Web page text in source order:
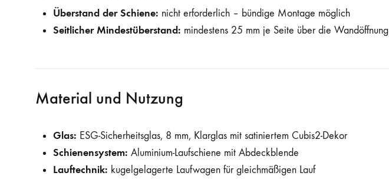
Überstand der Schiene: nicht erforderlich – bündige Montage möglich
Seitlicher Mindestüberstand: mindestens 25 mm je Seite über die Wandöffnung
Material und Nutzung
Glas: ESG-Sicherheitsglas, 8 mm, Klarglas mit satiniertem Cubis2-Dekor
Schienensystem: Aluminium-Laufschiene mit Abdeckblende
Lauftechnik: kugelgelagerte Laufwagen für gleichmäßigen Lauf